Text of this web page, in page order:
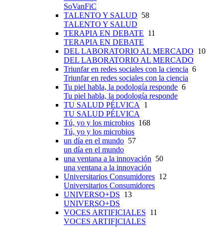
SoVanFiC
TALENTO Y SALUD 58
TALENTO Y SALUD
TERAPIA EN DEBATE 11
TERAPIA EN DEBATE
DEL LABORATORIO AL MERCADO 10
DEL LABORATORIO AL MERCADO
Triunfar en redes sociales con la ciencia 6
Triunfar en redes sociales con la ciencia
Tu piel habla, la podología responde 6
Tu piel habla, la podología responde
TU SALUD PÉLVICA
1
TU SALUD PÉLVICA
Tú, yo y los microbios 168
Tú, yo y los microbios
un día en el mundo 57
un día en el mundo
una ventana a la innovación 50
una ventana a la innovación
Universitarios Consumidores 12
Universitarios Consumidores
UNIVERSO+DS 13
UNIVERSO+DS
VOCES ARTIFICIALES 11
VOCES ARTIFICIALES